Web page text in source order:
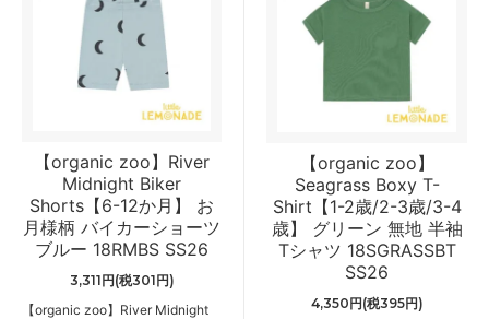
【organic zoo】River
Midnight Biker
Shorts【6-12か月】 お
月様柄 バイカーショーツ
ブルー 18RMBS SS26
3,311円(税301円)
【organic zoo】River Midnight
【organic zoo】
Seagrass Boxy T-
Shirt【1-2歳/2-3歳/3-4
歳】 グリーン 無地 半袖
Tシャツ 18SGRASSBT
SS26
4,350円(税395円)